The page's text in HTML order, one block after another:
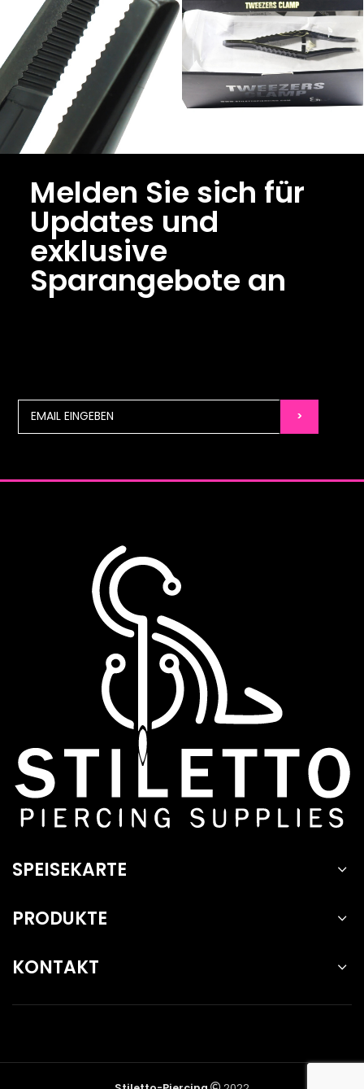
Melden Sie sich für
Updates und
exklusive
Sparangebote an
SPEISEKARTE
PRODUKTE
KONTAKT